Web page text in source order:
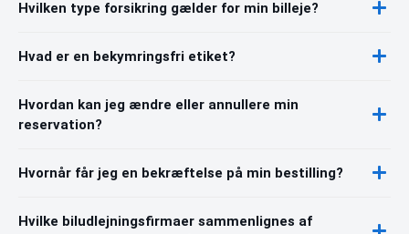
Hvilken type forsikring gælder for min billeje?
Hvad er en bekymringsfri etiket?
Hvordan kan jeg ændre eller annullere min
reservation?
Hvornår får jeg en bekræftelse på min bestilling?
Hvilke biludlejningsfirmaer sammenlignes af